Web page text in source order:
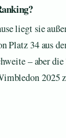
liegt sie
Platz 34 aus
– aber die
2025